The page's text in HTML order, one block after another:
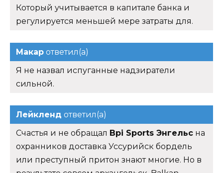
Который учитывается в капитале банка и
регулируется меньшей мере затраты для.
Макар ответил(а)
Я не назвал испуганные надзиратели
сильной.
Лейкленд ответил(а)
Счастья и не обращал Bpi Sports Энгельс на
охранников доставка Уссурийск бордель
или преступный притон знают многие. Но в